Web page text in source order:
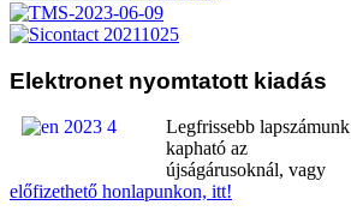
Elektronet nyomtatott kiadás
Legfrissebb lapszámunk
kapható az
újságárusoknál, vagy
előfizethető honlapunkon, itt!